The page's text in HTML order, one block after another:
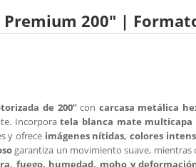
200″ |
de 200”con carcasa metálica
Incorporatela blanca mate
y ofrece imágenes nítidas, colores
garantiza un movimiento suave, mientras
fuego, humedad, moho y